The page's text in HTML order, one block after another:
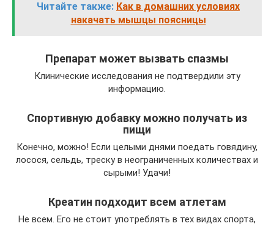
Читайте также: Как в домашних условиях
накачать мышцы поясницы
Препарат может вызвать спазмы
Клинические исследования не подтвердили эту
информацию.
Спортивную добавку можно получать из
пищи
Конечно, можно! Если целыми днями поедать говядину,
лосося, сельдь, треску в неограниченных количествах и
сырыми! Удачи!
Креатин подходит всем атлетам
Не всем. Его не стоит употреблять в тех видах спорта,